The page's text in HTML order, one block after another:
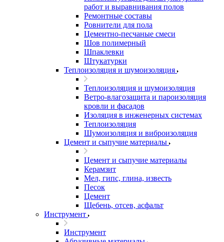
работ и выравнивания полов
Ремонтные составы
Ровнители для пола
Цементно-песчаные смеси
Шов полимерный
Шпаклевки
Штукатурки
Теплоизоляция и шумоизоляция
Теплоизоляция и шумоизоляция
Ветро-влагозащита и пароизоляция
кровли и фасадов
Изоляция в инженерных системах
Теплоизоляция
Шумоизоляция и виброизоляция
Цемент и сыпучие материалы
Цемент и сыпучие материалы
Керамзит
Мел, гипс, глина, известь
Песок
Цемент
Щебень, отсев, асфальт
Инструмент
Инструмент